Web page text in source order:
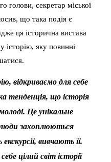
голови, секретар міської
що така подія є
ця історична вистава
яку повинні
відкриваємо для себе
тенденція, що історія
Це унікальне
захоплюються
вивчають її.
цілий світ історії